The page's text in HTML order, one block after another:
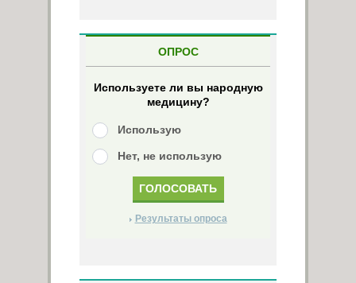
ОПРОС
Используете ли вы народную
медицину?
Использую
Нет, не использую
Результаты опроса